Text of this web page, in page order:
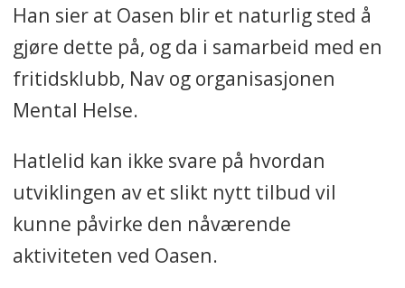
Han sier at Oasen blir et naturlig sted å
gjøre dette på, og da i samarbeid med en
fritidsklubb, Nav og organisasjonen
Mental Helse.
Hatlelid kan ikke svare på hvordan
utviklingen av et slikt nytt tilbud vil
kunne påvirke den nåværende
aktiviteten ved Oasen.